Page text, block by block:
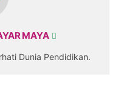
MAYA
Dunia Pendidikan.